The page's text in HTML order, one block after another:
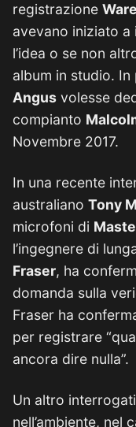
registrazione
avevano iniziato a
l’idea o se non
album in studio.
Angus volesse
compianto
Novembre 2017.
In una recente
australiano Tony
microfoni di
l’ingegnere di
Fraser, ha
domanda sulla
Fraser ha
per registrare
ancora dire nulla”.
Un altro
nell’ambiente, nel